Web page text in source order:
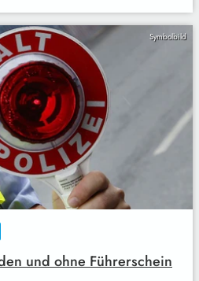
Symbolbild
und ohne Führerschein